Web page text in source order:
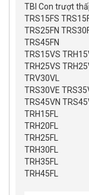
TBI Con trượt
TRS15FS
TRS25FN
TRS45FN
TRS15VS
TRH25VS
TRV30VL
TRS30VE
TRS45VN
TRH15FL
TRH20FL
TRH25FL
TRH30FL
TRH35FL
TRH45FL